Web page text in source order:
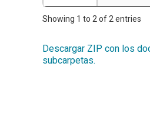
Showing 1 to 2 of 2 entries
Descargar ZIP con los
subcarpetas.